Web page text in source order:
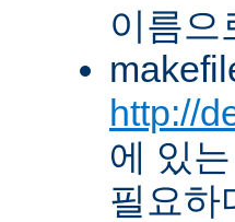
이름으
http://
에 있
필요하